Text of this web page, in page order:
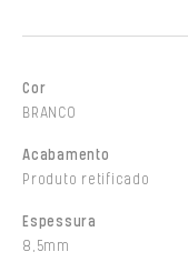
Cor
BRANCO
Acabamento
Produto retificado
Espessura
8,5mm